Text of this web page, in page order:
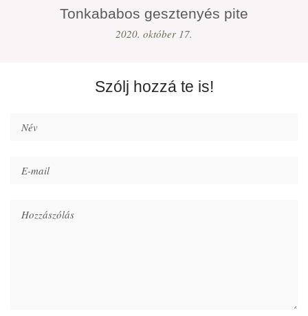
Tonkababos gesztenyés pite
2020. október 17.
Szólj hozzá te is!